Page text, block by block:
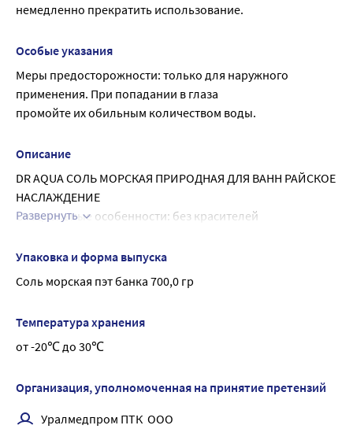
немедленно прекратить использование.
Особые указания
Меры предосторожности: только для наружного
применения. При попадании в глаза
промойте их обильным количеством воды.
Описание
DR AQUA СОЛЬ МОРСКАЯ ПРИРОДНАЯ ДЛЯ ВАНН РАЙСКОЕ
НАСЛАЖДЕНИЕ
Специальные особенности: без красителей
ультрафиолета, борется с пигментацией, увлажняет,
омолаживает, тонизирует и способствует регенерации
клеток. Экстракт папайи повышает упругость кожи и
успокаивающее действие на воспаленную и
раздраженную кожу
Развернуть
Упаковка и форма выпуска
Соль морская пэт банка 700,0 гр
Температура хранения
от -20℃ до 30℃
Организация, уполномоченная на принятие претензий
Уралмедпром ПТК  ООО